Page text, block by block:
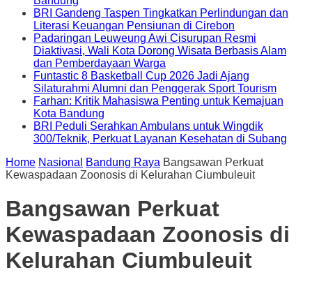
BRI Gandeng Taspen Tingkatkan Perlindungan dan
Literasi Keuangan Pensiunan di Cirebon
Padaringan Leuweung Awi Cisurupan Resmi
Diaktivasi, Wali Kota Dorong Wisata Berbasis Alam
dan Pemberdayaan Warga
Funtastic 8 Basketball Cup 2026 Jadi Ajang
Silaturahmi Alumni dan Penggerak Sport Tourism
Farhan: Kritik Mahasiswa Penting untuk Kemajuan
Kota Bandung
BRI Peduli Serahkan Ambulans untuk Wingdik
300/Teknik, Perkuat Layanan Kesehatan di Subang
Home Nasional Bandung Raya Bangsawan Perkuat
Kewaspadaan Zoonosis di Kelurahan Ciumbuleuit
Bangsawan Perkuat
Kewaspadaan Zoonosis di
Kelurahan Ciumbuleuit